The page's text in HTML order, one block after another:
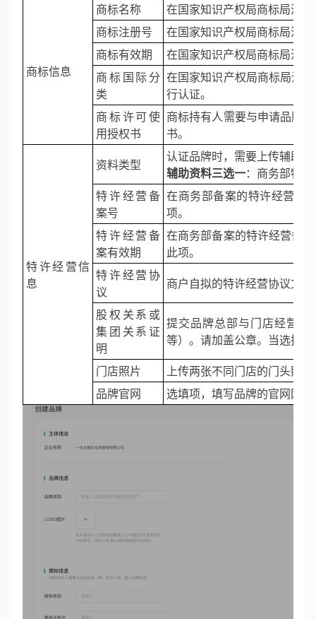
商标信息
商标名称
在国家知识产权局商标局注
商标注册号
在国家知识产权局商标局注
商标有效期
在国家知识产权局商标局注
商标国际分
类
在国家知识产权局商标局注
行认证。
商标许可使
用授权书
商标持有人需要与申请品牌
书。
特许经营信
息
资料类型
认证品牌时，需要上传辅助
辅助资料三选一：商务部特
特许经营备
案号
在商务部备案的特许经营备
项。
特许经营备
案有效期
在商务部备案的特许经营备
此项。
特许经营协
议
商户自拟的特许经营协议文
股权关系或
集团关系证
明
提交品牌总部与门店经营主
等）。请加盖公章。当选择
门店照片
上传两张不同门店的门头照
品牌官网
选填项，填写品牌的官网网址